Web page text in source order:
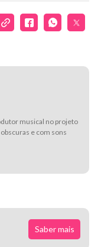
musical no projeto
e com sons
Saber mais